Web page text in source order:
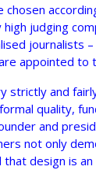
judging
journalists
appointed to
strictly and
quality,
and
not only
design is